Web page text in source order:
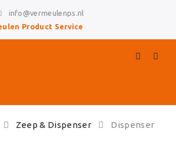
info@vermeulenps.nl
Product Service
Zeep & Dispenser
Dispenser